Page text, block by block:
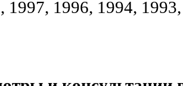
1997, 1996, 1994,